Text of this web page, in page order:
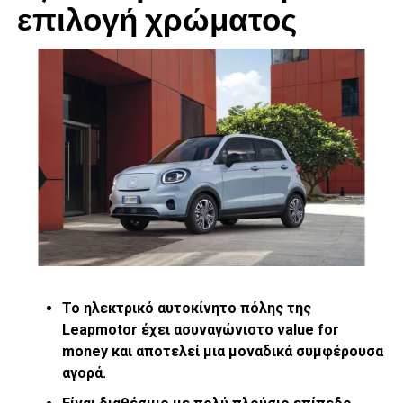
Carras Grand Resort για τη θερμή φιλοξενία και την
υποστήριξή τους στην επιτυχία της δράσης.
RELATED TOPICS: FEATURED
Σπουδές Ψυχολογίας εξ αποστάσεως. Γιατί όχι;
Πολυτελής Σχεδιασμός Γάμου στη Σαντορίνη
επιλογή χρώματος
Το ηλεκτρικό αυτοκίνητο πόλης της
Leapmotor έχει ασυναγώνιστο value for
money και αποτελεί μια μοναδικά συμφέρουσα
αγορά.